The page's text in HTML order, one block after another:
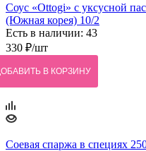
Соус «Ottogi» с уксусной
(Южная корея) 10/2
Есть в наличии: 43
330 ₽/шт
В КОРЗИНУ
Соевая спаржа в специях